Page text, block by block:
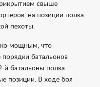
свыше
на позиции полка
пехоты.
мощным, что
порядки батальонов
й батальоны полка
позиции. В ходе боя